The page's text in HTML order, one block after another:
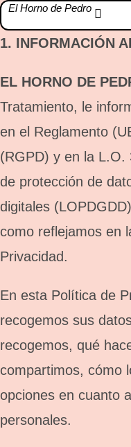
El Horno de Pedro
1. INFORMACIÓN
EL HORNO DE
Tratamiento, le
en el Reglamento
(RGPD) y en la L.O.
de protección de
digitales
como reflejamos en
Privacidad.
En esta Política de
recogemos sus
recogemos, qué
compartimos, cómo
opciones en cuanto
personales.